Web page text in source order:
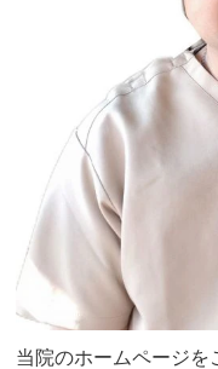
当院のホームページを